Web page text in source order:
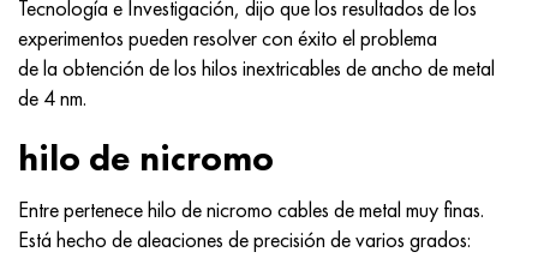
Tecnología e Investigación, dijo que los resultados de los
experimentos pueden resolver con éxito el problema
de la obtención de los hilos inextricables de ancho de metal
de 4 nm.
hilo de nicromo
Entre pertenece hilo de nicromo cables de metal muy finas.
Está hecho de aleaciones de precisión de varios grados:
Incotherm
incotest
maraging 250
47ND
47НХР
Aleación 50N
HN62VMYUT
HN62MVKYU
KhN65VMTYu
VT-35
PT-1M
2B
1.4466 - AISI 310MoLn
Aleación Al6xn
1.4542 - 17-4Ph®
10X17H13M3T
10X18N18Yu4D
13X11N2V2MF
2,0872, CuNi10Fe1Mn, Cw352h
Bronce aluminio silicio
C65500, CuAl11Fe3
latón rojo
C84400, CuSn2ZnPb
45G2, 45g2, AISI 1144
Aleación de acero estructural
AC14, 11SMnPb30
Р6М5, 1.3343, hs6-5-2, sw7m
Р6М5К5, 1.3243, hs6-5-2-5
R12F3, 1.3318, sw12